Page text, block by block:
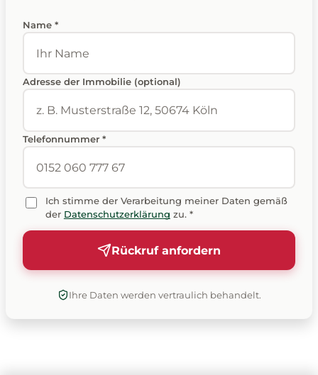
Name *
Adresse der Immobilie (optional)
Telefonnummer *
Ich stimme der Verarbeitung meiner Daten gemäß
der Datenschutzerklärung zu. *
Rückruf anfordern
Ihre Daten werden vertraulich behandelt.